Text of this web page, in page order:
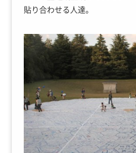
貼り合わせる人達。